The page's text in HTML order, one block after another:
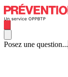
Posez une question...